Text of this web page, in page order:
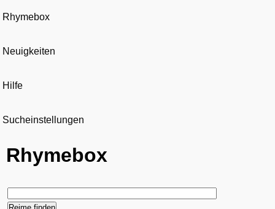
Rhymebox
Neuigkeiten
Hilfe
Sucheinstellungen
Rhymebox